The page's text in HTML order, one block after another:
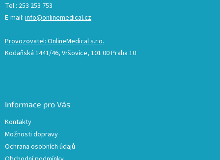
Tel.: 253 253 753
E-mail: info@onlinemedical.cz
Provozovatel: OnlineMedical s.r.o.
Kodaňská 1441/46, Vršovice, 101 00 Praha 10
Informace pro Vás
Kontakty
Možnosti dopravy
Ochrana osobních údajů